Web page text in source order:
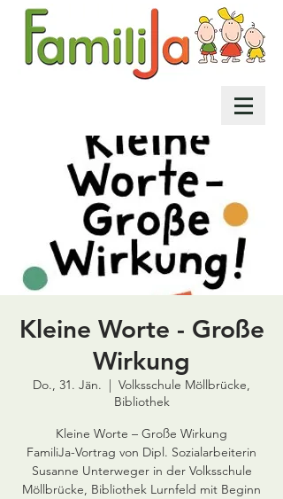
Kleine Worte - Große
Wirkung
Do., 31. Jän.
  |
Volksschule Möllbrücke,
Bibliothek
Kleine Worte – Große Wirkung
FamiliJa-Vortrag von Dipl. Sozialarbeiterin
Susanne Unterweger in der Volksschule
Möllbrücke, Bibliothek Lurnfeld mit Beginn